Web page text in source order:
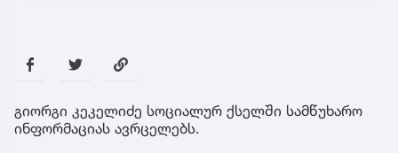
გიორგი კეკელიძე სოციალურ ქსელში სამწუხარო
ინფორმაციას ავრცელებს.